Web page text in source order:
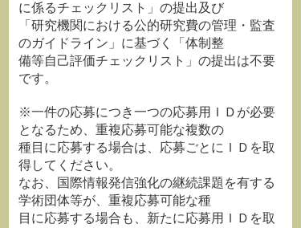
に係るチェックリスト」の提出及び
「研究機関における公的研究費の管理・監査
のガイドライン」に基づく「体制整
備等自己評価チェックリスト」の提出は不要
です。
※一件の応募につき一つの応募用ＩＤが必要
となるため、重複応募可能な複数の
種目に応募する場合は、応募ごとにＩＤを取
得してください。
なお、国際情報発信強化の継続課題を有する
学術団体等が、重複応募可能な種
目に応募する場合も、新たに応募用ＩＤを取